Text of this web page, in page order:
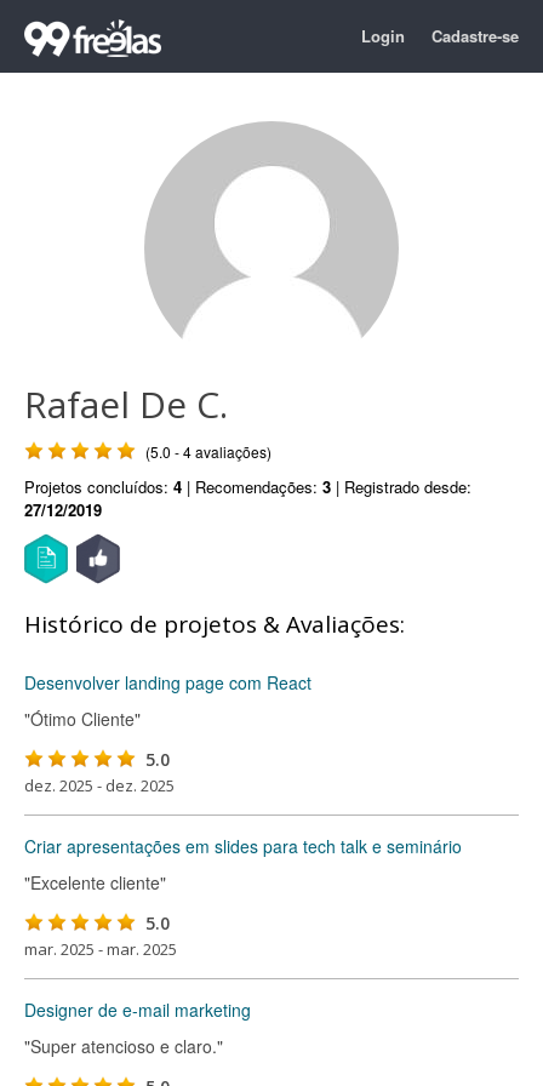
Login Cadastre-se
Rafael De C.
(5.0 - 4 avaliações)
Projetos concluídos: 4 | Recomendações: 3 | Registrado desde:
27/12/2019
Histórico de projetos & Avaliações:
Desenvolver landing page com React
"Ótimo Cliente"
5.0
dez. 2025 - dez. 2025
Criar apresentações em slides para tech talk e seminário
"Excelente cliente"
5.0
mar. 2025 - mar. 2025
Designer de e-mail marketing
"Super atencioso e claro."